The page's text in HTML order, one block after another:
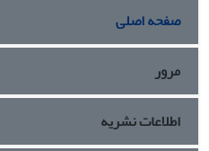
صفحه اصلی
مرور
اطلاعات نشریه